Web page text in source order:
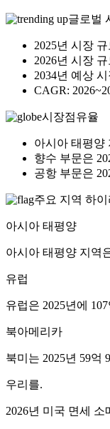
글로벌
2025년 시장
2026년 시장
2034년 예상
CAGR:
시장점유율
아시아 태평양
향수 부문은
공항 부문은
주요 지역 하이
아시아 태평양
아시아 태평양 지역
유럽
유럽은 2025년에
북아메리카
북미는 2025년 59억
우리를.
2026년 미국 면세